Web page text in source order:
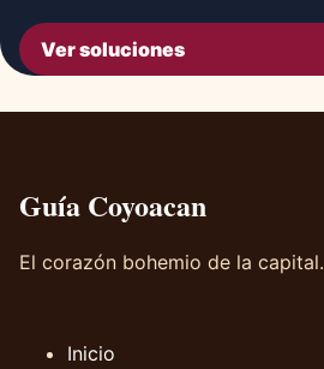
Ver soluciones
Guía Coyoacan
El corazón bohemio de la capital.
Inicio